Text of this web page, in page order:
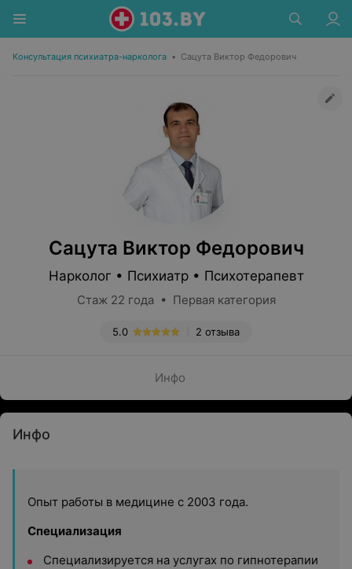
Консультация психиатра-нарколога • Сацута Виктор Федорович
Сацута Виктор Федорович
Нарколог • Психиатр • Психотерапевт
Стаж 22 года • Первая категория
2 отзыва
5.0
Инфо
Инфо
Опыт работы в медицине с 2003 года.
Специализация
Специализируется на услугах по гипнотерапии